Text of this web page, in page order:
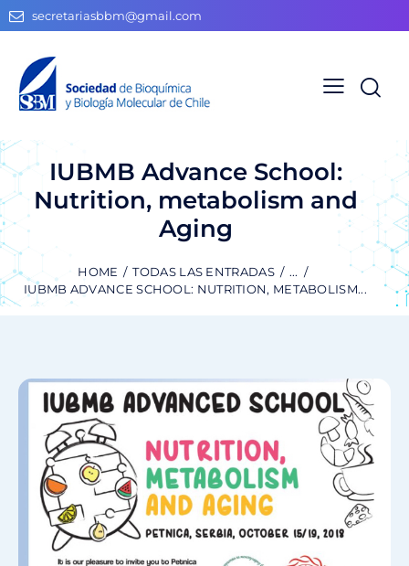
secretariasbbm@gmail.com
IUBMB Advance School:
Nutrition, metabolism and
Aging
HOME TODAS LAS ENTRADAS
...
IUBMB ADVANCE SCHOOL: NUTRITION, METABOLISM...